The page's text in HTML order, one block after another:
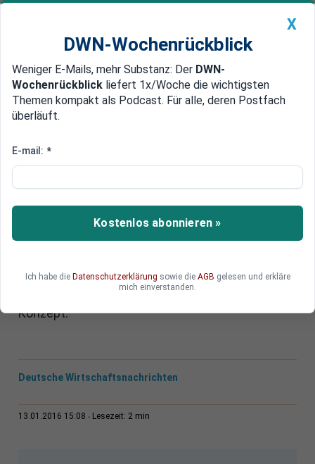
Newsticker MEIN DWN: Geldanlage Premium
Edelmetalle DWN-Magazin China
Rohstoff-Schock wird real
Medwedew: Russland muss sich
auf das Schlimmste vorbereiten
Mit einer ungewöhnlich drastischen
mit drastischen Sparmaßnahmen
Konzept.
Deutsche Wirtschaftsnachrichten
13.01.2016 15:08 Lesezeit: 2 min
X
DWN-Wochenrückblick
Weniger E-Mails, mehr Substanz: Der DWN-
Wochenrückblick liefert 1x/Woche die wichtigsten
Themen kompakt als Podcast. Für alle, deren Postfach
überläuft.
E-mail: *
Kostenlos abonnieren »
Ich habe die Datenschutzerklärung sowie die AGB gelesen und erkläre
mich einverstanden.